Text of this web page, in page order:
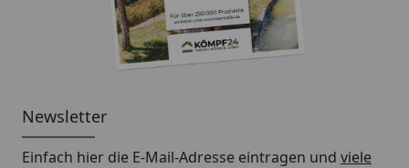
Newsletter
Einfach hier die E-Mail-Adresse eintragen und viele